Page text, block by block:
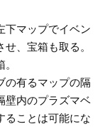
下マップでイベン
、宝箱も取る。
の有るマップの隔
壁内のプラズマベ
ることは可能にな